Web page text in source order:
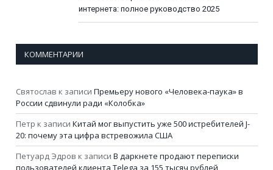
интернета: полное руководство 2025
КОММЕНТАРИИ
Святослав к записи Премьеру нового «Человека-паука» в
России сдвинули ради «Колобка»
Петр к записи Китай мог выпустить уже 500 истребителей J-
20: почему эта цифра встревожила США
Петуард Эдров к записи В даркнете продают переписки
пользователей клиента Telega за 155 тысяч рублей